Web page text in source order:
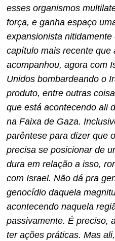
esses organismos
força, e ganha espaço
expansionista
capítulo mais recente que
acompanhou, agora com
Unidos bombardeando o
produto, entre outras
que está acontecendo ali
na Faixa de Gaza.
parêntese para dizer que
precisa se posicionar de
dura em relação a isso,
com Israel. Não dá pra
genocídio daquela
acontecendo naquela
passivamente. É preciso,
ter ações práticas. Mas